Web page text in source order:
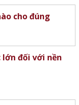
cho đúng
đối với nền